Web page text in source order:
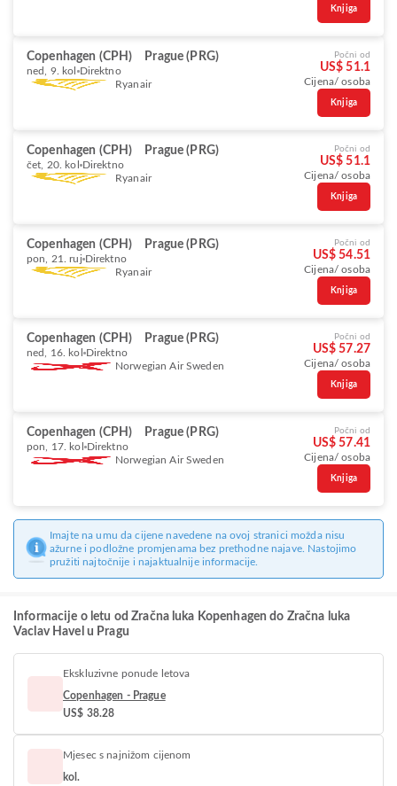
Knjiga
Copenhagen (CPH) Prague (PRG)
ned, 9. kol Direktno
Ryanair
Počni od
US$ 51.1
Cijena/ osoba
Knjiga
Copenhagen (CPH) Prague (PRG)
čet, 20. kol Direktno
Ryanair
Počni od
US$ 51.1
Cijena/ osoba
Knjiga
Copenhagen (CPH) Prague (PRG)
pon, 21. ruj Direktno
Ryanair
Počni od
US$ 54.51
Cijena/ osoba
Knjiga
Copenhagen (CPH) Prague (PRG)
ned, 16. kol Direktno
Norwegian Air Sweden
Počni od
US$ 57.27
Cijena/ osoba
Knjiga
Copenhagen (CPH) Prague (PRG)
pon, 17. kol Direktno
Norwegian Air Sweden
Počni od
US$ 57.41
Cijena/ osoba
Knjiga
Imajte na umu da cijene navedene na ovoj stranici možda nisu
ažurne i podložne promjenama bez prethodne najave. Nastojimo
pružiti najtočnije i najaktualnije informacije.
Informacije o letu od Zračna luka Kopenhagen do Zračna luka
Vaclav Havel u Pragu
Ekskluzivne ponude letova
Copenhagen - Prague
US$ 38.28
Mjesec s najnižom cijenom
kol.